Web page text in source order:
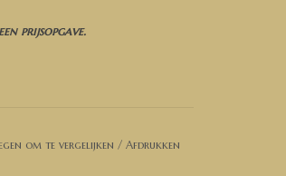
prijsopgave.
om te vergelijken / Afdrukken